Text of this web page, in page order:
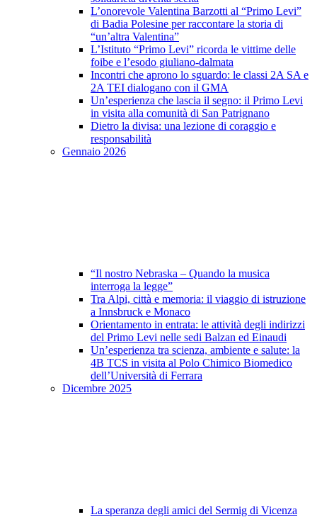
L’onorevole Valentina Barzotti al “Primo Levi”
di Badia Polesine per raccontare la storia di
“un’altra Valentina”
L’Istituto “Primo Levi” ricorda le vittime delle
foibe e l’esodo giuliano-dalmata
Incontri che aprono lo sguardo: le classi 2A SA e
2A TEI dialogano con il GMA
Un’esperienza che lascia il segno: il Primo Levi
in visita alla comunità di San Patrignano
Dietro la divisa: una lezione di coraggio e
responsabilità
Gennaio 2026
“Il nostro Nebraska – Quando la musica
interroga la legge”
Tra Alpi, città e memoria: il viaggio di istruzione
a Innsbruck e Monaco
Orientamento in entrata: le attività degli indirizzi
del Primo Levi nelle sedi Balzan ed Einaudi
Un’esperienza tra scienza, ambiente e salute: la
4B TCS in visita al Polo Chimico Biomedico
dell’Università di Ferrara
Dicembre 2025
La speranza degli amici del Sermig di Vicenza